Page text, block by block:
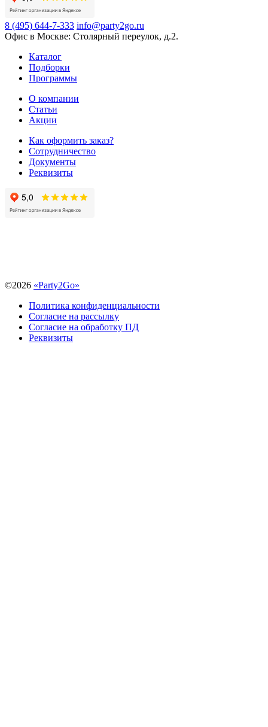
8 (495) 644-7-333 info@party2go.ru
Офис в Москве: Столярный переулок, д.2.
Каталог
Подборки
Программы
О компании
Статьи
Акции
Как оформить заказ?
Сотрудничество
Документы
Реквизиты
©2026 «Party2Go»
Политика конфиденциальности
Согласие на рассылку
Согласие на обработку ПД
Реквизиты